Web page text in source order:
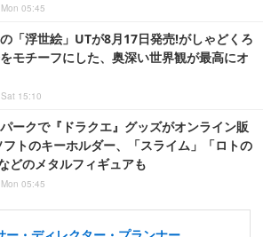
05:45
「浮世絵」UTが8月17日発売!がしゃどくろ
モチーフにした、奥深い世界観が最高にオ
15:10
ークで『ドラクエ』グッズがオンライン販
トのキーホルダー、「スライム」「ロトの
どのメタルフィギュアも
05:45